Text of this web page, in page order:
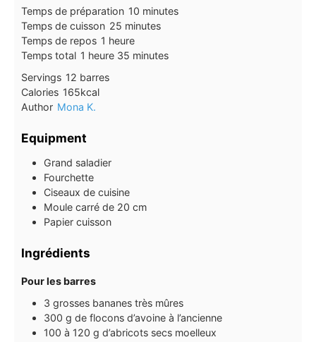
Temps de préparation 10minutes
minutes
Temps de cuisson 25minutes
minutes
Temps de repos 1 heure
heure
Temps total 1 heure
heure 35minutes
minutes
Servings 12 barres
Calories 165kcal
Author Mona K.
Equipment
Grand saladier
Fourchette
Ciseaux de cuisine
Moule carré de 20 cm
Papier cuisson
Ingrédients
Pour les barres
3 grosses bananes très mûres
300 g de flocons d’avoine à l’ancienne
100 à 120 g d’abricots secs moelleux